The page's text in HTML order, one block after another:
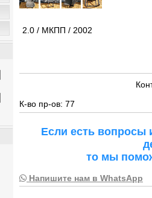
2.0 / МКПП / 2002
К-во пр-ов: 77
Если есть
то мы
Напишите нам в WhatsApp